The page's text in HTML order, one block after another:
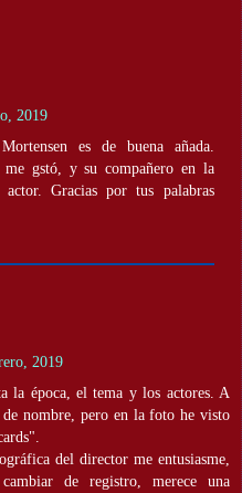
2019
es de buena añada.
gstó, y su compañero en la
Gracias por tus palabras
2019
la época, el tema y los actores. A
nombre, pero en la foto he visto
del director me entusiasme,
de registro, merece una